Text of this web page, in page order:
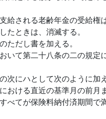
給される老齢年金の受給権
たときは、消滅する。
ただし書を加える。
いて第二十八条の二の規定
にハとして次のように加え
おける直近の基準月の前月
べてが保険料納付済期間で